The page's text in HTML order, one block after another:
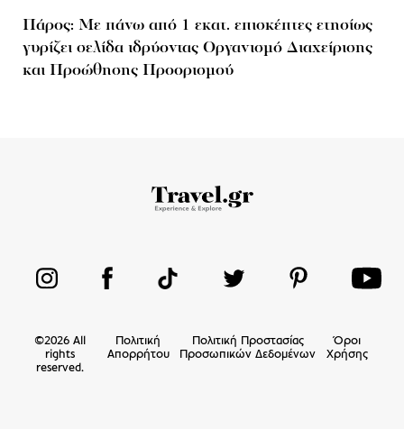
Πάρος: Με πάνω από 1 εκατ. επισκέπτες ετησίως
γυρίζει σελίδα ιδρύοντας Οργανισμό Διαχείρισης
και Προώθησης Προορισμού
©2026 All
rights
reserved.
Πολιτική
Απορρήτου
Πολιτική Προστασίας
Προσωπικών Δεδομένων
Όροι
Χρήσης